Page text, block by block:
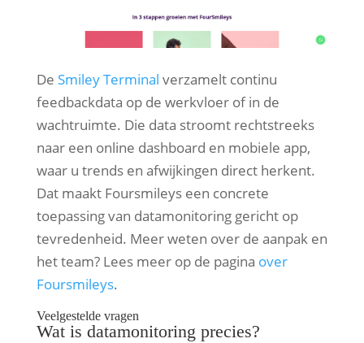
De Smiley Terminal verzamelt continu
feedbackdata op de werkvloer of in de
wachtruimte. Die data stroomt rechtstreeks
naar een online dashboard en mobiele app,
waar u trends en afwijkingen direct herkent.
Dat maakt Foursmileys een concrete
toepassing van datamonitoring gericht op
tevredenheid. Meer weten over de aanpak en
het team? Lees meer op de pagina over
Foursmileys.
Veelgestelde vragen
Wat is datamonitoring precies?